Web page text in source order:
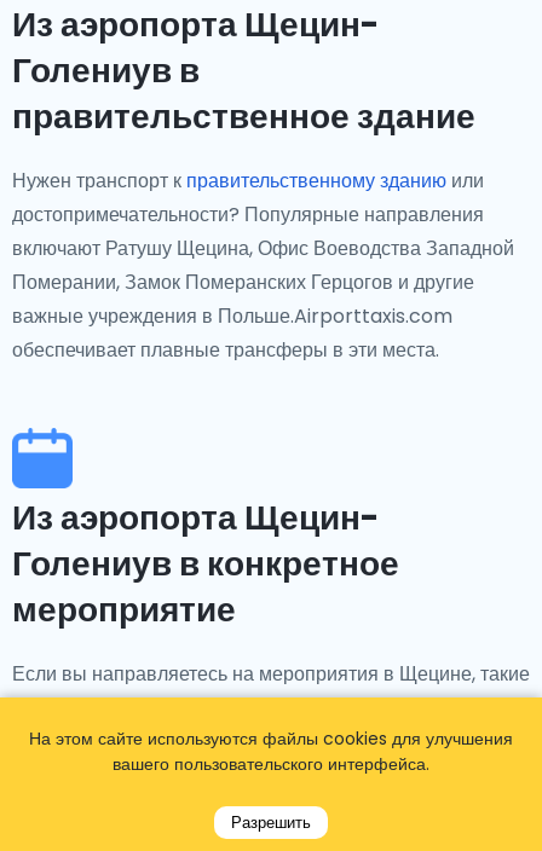
Из аэропорта Щецин-
Голениув в
правительственное здание
Нужен транспорт к правительственному зданию или
достопримечательности? Популярные направления
включают Ратушу Щецина, Офис Воеводства Западной
Померании, Замок Померанских Герцогов и другие
важные учреждения в Польше.Airporttaxis.com
обеспечивает плавные трансферы в эти места.
Из аэропорта Щецин-
Голениув в конкретное
мероприятие
Если вы направляетесь на мероприятия в Щецине, такие
или другие культурные и спортивные мероприятия,
Airporttaxis.com предоставляет удобные трансферы из
аэропорта Щецин-Голениув в выбранное вами место.
На этом сайте используются файлы cookies для улучшения
вашего пользовательского интерфейса.
Разрешить